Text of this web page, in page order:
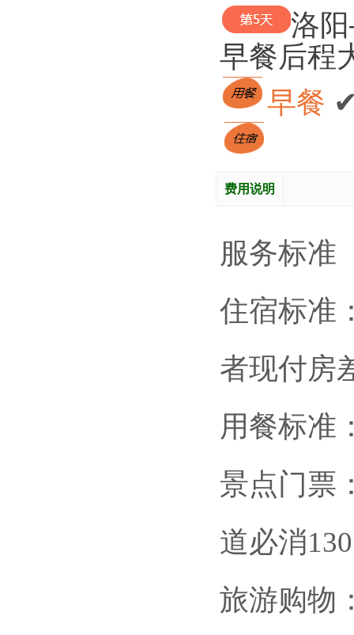
洛
早餐后程
早餐
费用说明
服务标准
住宿标准
者现付房
用餐标准
景点门票
道必消
旅游购物